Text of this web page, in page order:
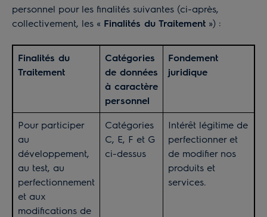
personnel pour les finalités suivantes (ci-après,
collectivement, les « Finalités du Traitement ») :
Finalités du
Traitement
Catégories
de données
à caractère
personnel
Fondement
juridique
Pour participer
au
développement,
au test, au
perfectionnement
et aux
modifications de
Catégories
C, E, F et G
ci-dessus
Intérêt légitime de
perfectionner et
de modifier nos
produits et
services.